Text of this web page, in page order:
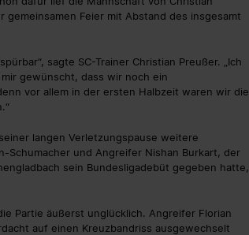
Feier mit Abstand des insgesamt
sagte SC-Trainer Christian Preußer. „Ich
gewünscht, dass wir noch ein
vor allem in der ersten Halbzeit waren wir die
langen Verletzungspause weitere
Schumacher und Angreifer Nishan Burkart, der
sein Bundesligadebüt gegeben hatte,
Partie äußerst unglücklich. Angreifer Florian
auf einen Kreuzbandriss ausgewechselt